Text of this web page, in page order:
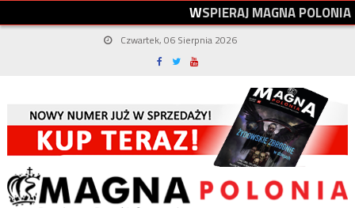
WSPIERAJMAGNAPOLONIA
Czwartek, 06 Sierpnia 2026